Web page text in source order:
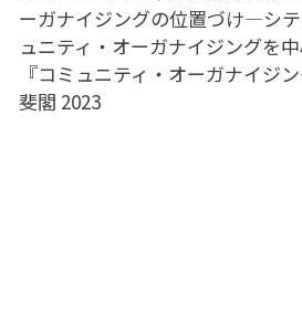
ーガナイジングの位置づけ―シ
ュニティ・オーガナイジングを
『コミュニティ・オーガナイジ
斐閣 2023